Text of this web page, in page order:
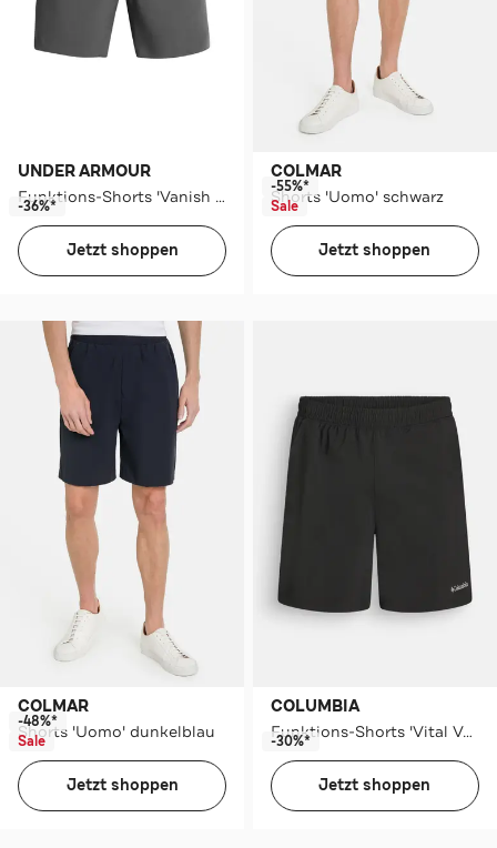
UNDER ARMOUR
Funktions-Shorts 'Vanish Elite' grau
-36%*
Jetzt shoppen
COLMAR
Shorts 'Uomo' schwarz
-55%*
Sale
Jetzt shoppen
COLMAR
Shorts 'Uomo' dunkelblau
-48%*
Sale
Jetzt shoppen
COLUMBIA
Funktions-Shorts 'Vital Valley' schwarz
-30%*
Jetzt shoppen